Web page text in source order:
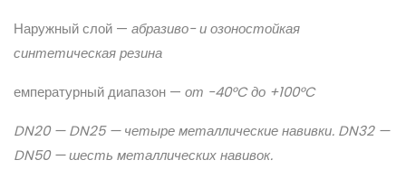
Наружный слой — абразиво- и озоностойкая
синтетическая резина
емпературный диапазон — от -40°C до +100°C
DN20 — DN25 — четыре металлические навивки. DN32 —
DN50 — шесть металлических навивок.